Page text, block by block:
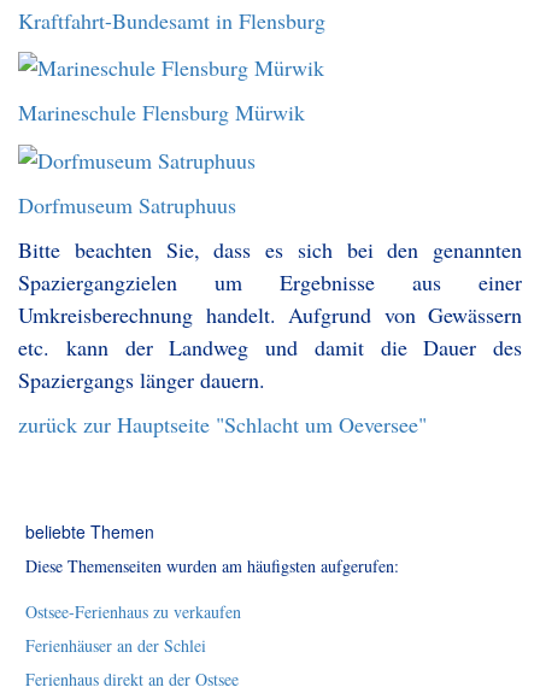
Kraftfahrt-Bundesamt in Flensburg
Marineschule Flensburg Mürwik
Dorfmuseum Satruphuus
Bitte beachten Sie, dass es sich bei den genannten
Spaziergangzielen um Ergebnisse aus einer
Umkreisberechnung handelt. Aufgrund von Gewässern
etc. kann der Landweg und damit die Dauer des
Spaziergangs länger dauern.
zurück zur Hauptseite "Schlacht um Oeversee"
beliebte Themen
Diese Themenseiten wurden am häufigsten aufgerufen:
Ostsee-Ferienhaus zu verkaufen
Ferienhäuser an der Schlei
Ferienhaus direkt an der Ostsee